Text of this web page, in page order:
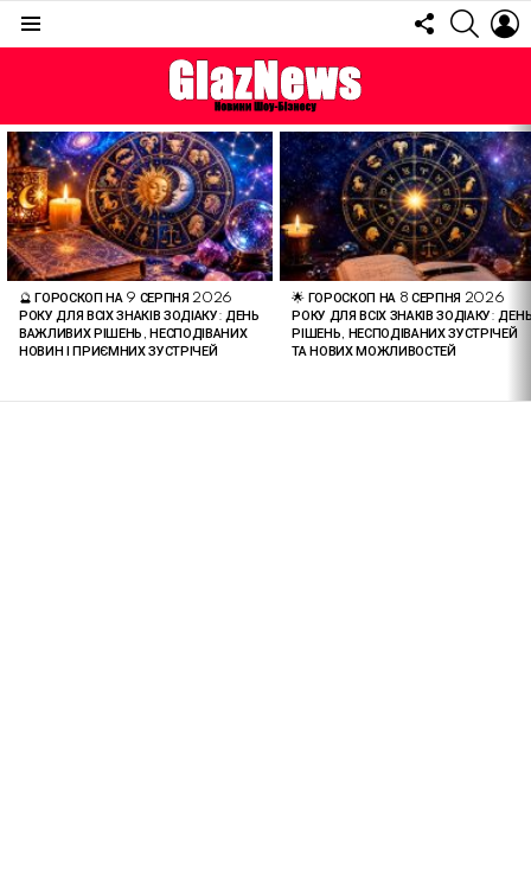
FOLLOW
US
ОСТАННІ
СТАТТІ
🔮 ГОРОСКОП НА 9 СЕРПНЯ 2026
РОКУ ДЛЯ ВСІХ ЗНАКІВ ЗОДІАКУ: ДЕНЬ
ВАЖЛИВИХ РІШЕНЬ, НЕСПОДІВАНИХ
НОВИН І ПРИЄМНИХ ЗУСТРІЧЕЙ
🌟 ГОРОСКОП НА 8 СЕРПНЯ 2026
РОКУ ДЛЯ ВСІХ ЗНАКІВ ЗОДІАКУ:
РІШЕНЬ, НЕСПОДІВАНИХ ЗУСТРІЧЕЙ
ТА НОВИХ МОЖЛИВОСТЕЙ